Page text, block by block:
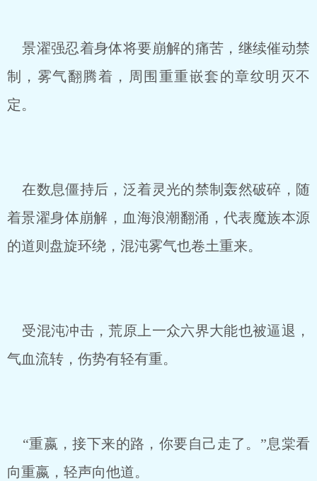
景濯强忍着身体将要崩解的痛苦，继续催动禁
制，雾气翻腾着，周围重重嵌套的章纹明灭不
定。
在数息僵持后，泛着灵光的禁制轰然破碎，随
着景濯身体崩解，血海浪潮翻涌，代表魔族本源
的道则盘旋环绕，混沌雾气也卷土重来。
受混沌冲击，荒原上一众六界大能也被逼退，
气血流转，伤势有轻有重。
“重嬴，接下来的路，你要自己走了。”息棠看
向重嬴，轻声向他道。